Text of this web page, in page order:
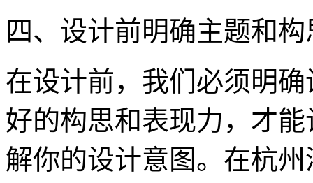
四、设计前明确主题和构
在设计前，我们必须明
好的构思和表现力，才
解你的设计意图。在杭